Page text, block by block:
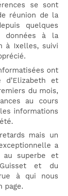
se sont
réunion de la
quelques
données à la
à Ixelles, suivi
ont
d’Elizabeth et
du mois,
au cours
informations
mais un
a
au superbe et
et du
à qui nous
page.